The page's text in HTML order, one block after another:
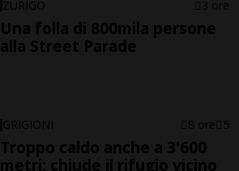
ZURIGO 3 ore
Una folla di 800mila persone
alla Street Parade
GRIGIONI 8 ore 5
Troppo caldo anche a 3'600
metri: chiude il rifugio vicino